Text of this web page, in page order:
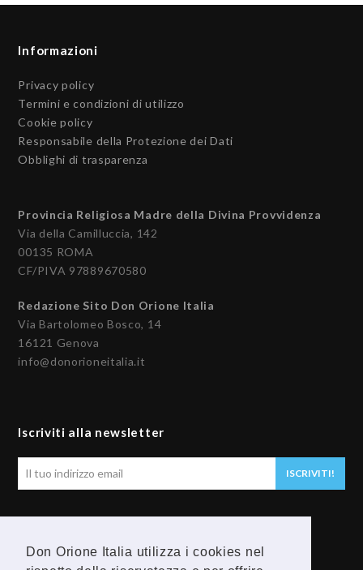
Don Orione Italia utilizza i cookies nel
Informazioni
Privacy policy
Termini e condizioni di utilizzo
Cookie policy
Responsabile della Protezione dei Dati
Obblighi di trasparenza
Provincia Religiosa Madre della Divina Provvidenza
Via della Camilluccia, 142
00135 ROMA
CF/PIVA 97889670580
Redazione Sito Don Orione Italia
Via Bartolomeo Bosco, 14
16121 Genova
info@donorioneitalia.it
Iscriviti alla newsletter
ISCRIVITI!